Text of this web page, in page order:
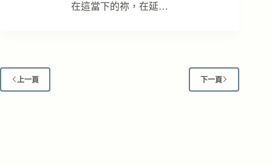
在這當下的祢，在延…
上一頁 下一頁